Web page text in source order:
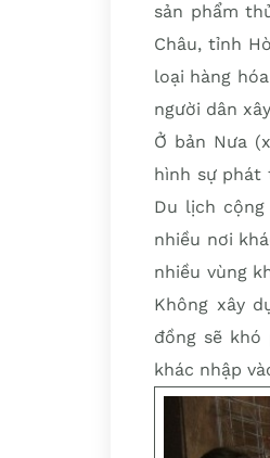
sản phẩm
Châu, tỉnh
loại hàng
người dân
Ở bản Nưa
hình sự phát
Du lịch
nhiều nơi
nhiều vùng
Không xây
đồng sẽ
khác nhập